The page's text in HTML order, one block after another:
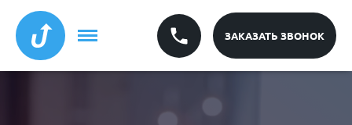
ЗАКАЗАТЬ ЗВОНОК